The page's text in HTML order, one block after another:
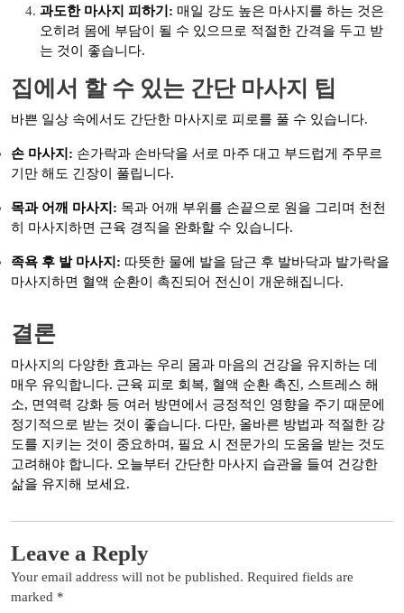
과도한 마사지 피하기: 매일 강도 높은 마사지를 하는 것은
오히려 몸에 부담이 될 수 있으므로 적절한 간격을 두고 받
는 것이 좋습니다.
집에서 할 수 있는 간단 마사지 팁
바쁜 일상 속에서도 간단한 마사지로 피로를 풀 수 있습니다.
손 마사지: 손가락과 손바닥을 서로 마주 대고 부드럽게 주무르
기만 해도 긴장이 풀립니다.
목과 어깨 마사지: 목과 어깨 부위를 손끝으로 원을 그리며 천천
히 마사지하면 근육 경직을 완화할 수 있습니다.
족욕 후 발 마사지: 따뜻한 물에 발을 담근 후 발바닥과 발가락을
마사지하면 혈액 순환이 촉진되어 전신이 개운해집니다.
결론
마사지의 다양한 효과는 우리 몸과 마음의 건강을 유지하는 데
매우 유익합니다. 근육 피로 회복, 혈액 순환 촉진, 스트레스 해
소, 면역력 강화 등 여러 방면에서 긍정적인 영향을 주기 때문에
정기적으로 받는 것이 좋습니다. 다만, 올바른 방법과 적절한 강
도를 지키는 것이 중요하며, 필요 시 전문가의 도움을 받는 것도
고려해야 합니다. 오늘부터 간단한 마사지 습관을 들여 건강한
삶을 유지해 보세요.
Leave a Reply
Your email address will not be published. Required fields are
marked *